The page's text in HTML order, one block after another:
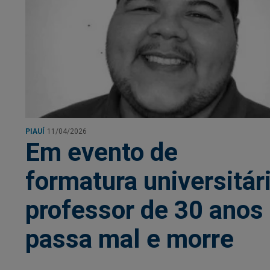
PIAUÍ 11/04/2026
Em evento de
formatura
professor de 30 anos
passa mal e morre